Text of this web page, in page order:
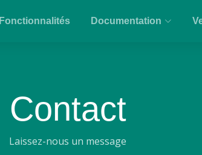
Fonctionnalités Documentation
Contact
Laissez-nous un message